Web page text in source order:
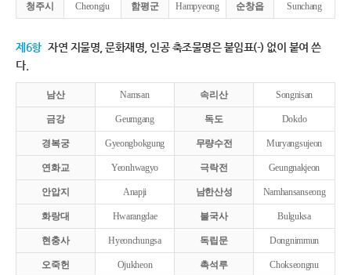
청주시 Cheongju 함평군 Hampyeong 순창읍 Sunchang
제6항 자연 지물명, 문화재명, 인공 축조물명은 붙임표(-) 없이 붙여 쓴
다.
남산 Namsan 속리산 Songnisan
금강 Geumgang 독도 Dokdo
경복궁 Gyeongbokgung 무량수전 Muryangsujeon
연화교 Yeonhwagyo 극락전 Geungnakjeon
안압지 Anapji 남한산성 Namhansanseong
화랑대 Hwarangdae 불국사 Bulguksa
현충사 Hyeonchungsa 독립문 Dongnimmun
오죽헌 Ojukheon 촉석루 Chokseongnu